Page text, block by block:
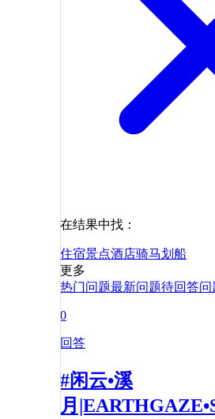
在结果中找：
住宿景点酒店骑马划船
更多
热门问题最新问题待回答问
0
回答
#闲云•溪
月